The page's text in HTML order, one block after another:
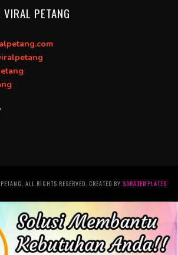
PETANG
ALL RIGHTS RESERVED. CREATED BY SORATEMPLATES